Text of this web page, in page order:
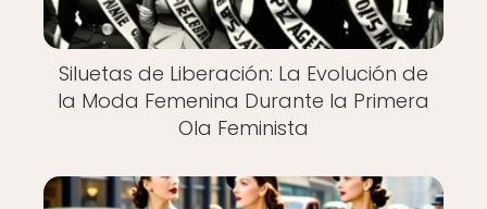
Siluetas de Liberación: La Evolución de
la Moda Femenina Durante la Primera
Ola Feminista